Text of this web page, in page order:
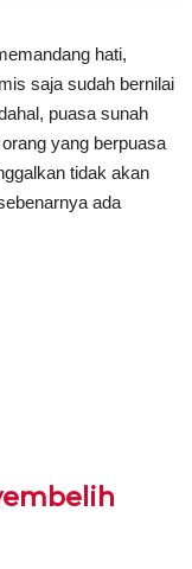
hati,
saja sudah bernilai
puasa sunah
yang berpuasa
tidak akan
ada